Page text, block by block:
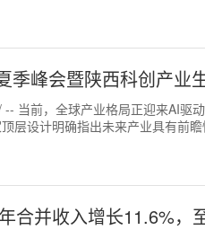
季峰会暨陕西科创产业
当前，全球产业格局正迎来AI驱
层设计明确指出未来产业具有前
合并收入增长11.6%，